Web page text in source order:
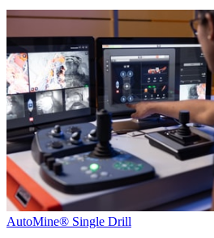
AutoMine® Single Drill